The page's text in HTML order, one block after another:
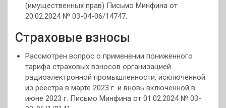
(имущественных прав) Письмо Минфина от
20.02.2024 № 03-04-06/14747.
Страховые взносы
Рассмотрен вопрос о применении пониженного
тарифа страховых взносов организацией
радиоэлектронной промышленности, исключенной
из реестра в марте 2023 г. и вновь включенной в
июне 2023 г. Письмо Минфина от 01.02.2024 № 03-